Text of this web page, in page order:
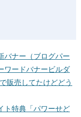
バナー（ブログパー
ワードバナービルダ
販売してたけどどう
ト特典「パワーせど